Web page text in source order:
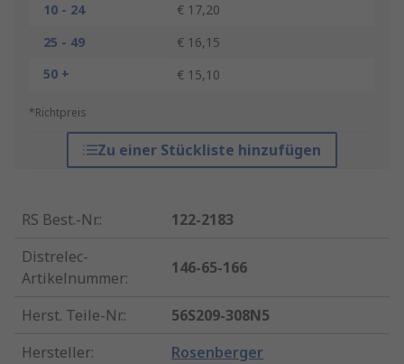
10 - 24
€ 17,20
25 - 49
€ 16,15
50 +
€ 15,10
*Richtpreis
Zu einer Stückliste hinzufügen
RS Best.-Nr.:
122-2183
Distrelec-
Artikelnummer:
146-65-166
Herst. Teile-Nr.:
56S209-308N5
Hersteller: Rosenberger